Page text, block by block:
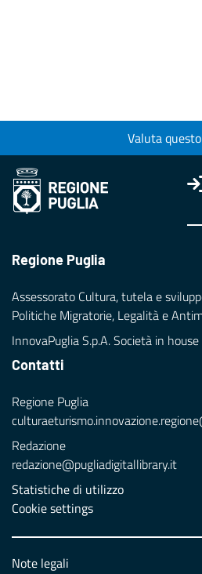
Valuta
Regione Puglia
Assessorato Cultura, tutela e
Politiche Migratorie, Legalità e
InnovaPuglia S.p.A. Società in
Contatti
Regione Puglia
Redazione
redazione@pugliadigitallibrary.it
Statistiche di utilizzo
Cookie settings
Note legali